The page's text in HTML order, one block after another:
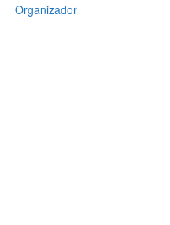
Organizador